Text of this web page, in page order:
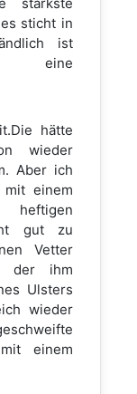
sticht in
ist
eine
hätte
wieder
Aber ich
einem
gut zu
Vetter
der ihm
Ulsters
wieder
einem